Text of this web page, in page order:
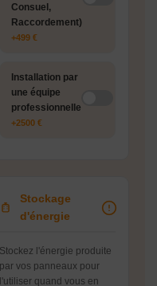
Consuel,
Raccordement)
+499 €
Installation par
une équipe
professionnelle
+2500 €
Stockage
d'énergie
Stockez l'énergie produite
par vos panneaux pour
l'utiliser quand vous en